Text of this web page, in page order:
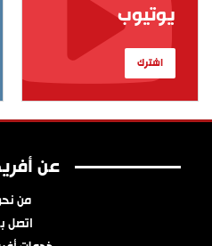
يوتيوب
اشترك
عن
من
اتصل